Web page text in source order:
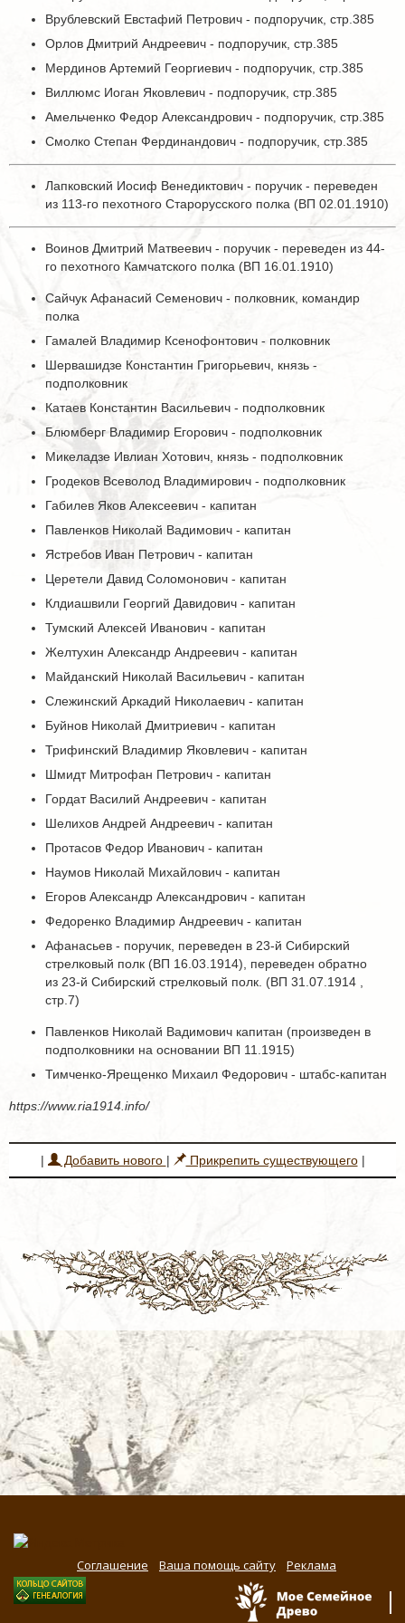
Врублевский Евстафий Петрович - подпоручик, стр.385
Орлов Дмитрий Андреевич - подпоручик, стр.385
Мердинов Артемий Георгиевич - подпоручик, стр.385
Виллюмс Иоган Яковлевич - подпоручик, стр.385
Амельченко Федор Александрович - подпоручик, стр.385
Смолко Степан Фердинандович - подпоручик, стр.385
Лапковский Иосиф Венедиктович - поручик - переведен
из 113-го пехотного Старорусского полка (ВП 02.01.1910)
Воинов Дмитрий Матвеевич - поручик - переведен из 44-
го пехотного Камчатского полка (ВП 16.01.1910)
Сайчук Афанасий Семенович - полковник, командир
полка
Гамалей Владимир Ксенофонтович - полковник
Шервашидзе Константин Григорьевич, князь -
подполковник
Катаев Константин Васильевич - подполковник
Блюмберг Владимир Егорович - подполковник
Микеладзе Ивлиан Хотович, князь - подполковник
Гродеков Всеволод Владимирович - подполковник
Габилев Яков Алексеевич - капитан
Павленков Николай Вадимович - капитан
Ястребов Иван Петрович - капитан
Церетели Давид Соломонович - капитан
Клдиашвили Георгий Давидович - капитан
Тумский Алексей Иванович - капитан
Желтухин Александр Андреевич - капитан
Майданский Николай Васильевич - капитан
Слежинский Аркадий Николаевич - капитан
Буйнов Николай Дмитриевич - капитан
Трифинский Владимир Яковлевич - капитан
Шмидт Митрофан Петрович - капитан
Гордат Василий Андреевич - капитан
Шелихов Андрей Андреевич - капитан
Протасов Федор Иванович - капитан
Наумов Николай Михайлович - капитан
Егоров Александр Александрович - капитан
Федоренко Владимир Андреевич - капитан
Афанасьев - поручик, переведен в 23-й Сибирский
стрелковый полк (ВП 16.03.1914), переведен обратно
из 23-й Сибирский стрелковый полк. (ВП 31.07.1914 ,
стр.7)
Павленков Николай Вадимович капитан (произведен в
подполковники на основании ВП 11.1915)
Тимченко-Ярещенко Михаил Федорович - штабс-капитан
https://www.ria1914.info/
| Добавить нового | Прикрепить существующего|
Соглашение Ваша помощь сайту Реклама